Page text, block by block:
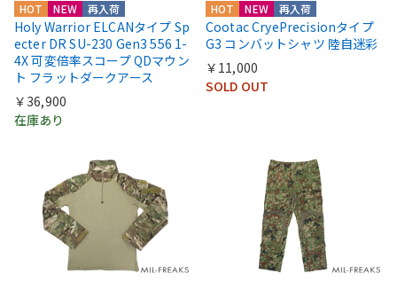
HOT NEW 再入荷
Holy Warrior ELCANタイプ Sp
ecter DR SU-230 Gen3 556 1-
4X 可変倍率スコープ QDマウン
ト フラットダークアース
￥36,900
在庫あり
HOT NEW 再入荷
Cootac CryePrecisionタイプ
G3 コンバットシャツ 陸自迷彩
￥11,000
SOLD OUT